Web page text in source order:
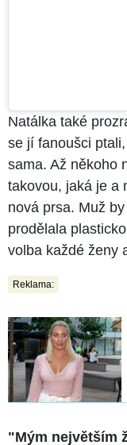
Natálka také
se jí fanoušci
sama. Až někoho
takovou, jaká je a
nová prsa. Muž
prodělala
volba každé ženy
Reklama:
"Mým největším